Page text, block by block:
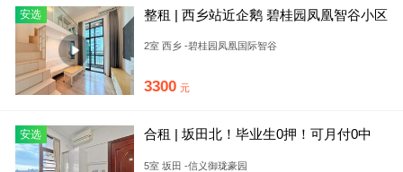
安选
整租 | 西乡站近企鹅 碧桂园凤凰智谷小区
2室 西乡 -碧桂园凤凰国际智谷
3300 元
安选
合租 | 坂田北！毕业生0押！可月付0中
5室 坂田 -信义御珑豪园